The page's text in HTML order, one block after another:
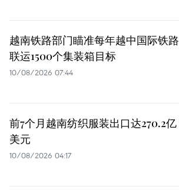
越南铁路部门瞄准每年越中国际铁路
联运1500个集装箱目标
10/08/2026 07:44
前7个月越南纺织服装出口达270.2亿
美元
10/08/2026 04:17